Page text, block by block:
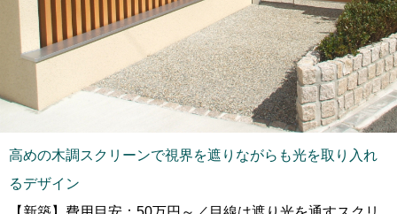
高めの木調スクリーンで視界を遮りながらも光を取り入れ
るデザイン